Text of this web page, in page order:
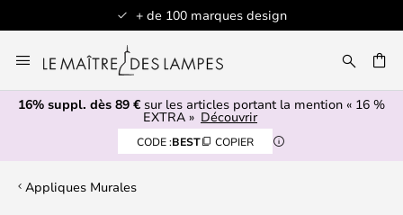
+ de 100 marques design
au
contenu
16% suppl. dès 89 € sur les articles portant la mention « 16 %
EXTRA » Découvrir
CODE :BEST COPIER
Appliques Murales